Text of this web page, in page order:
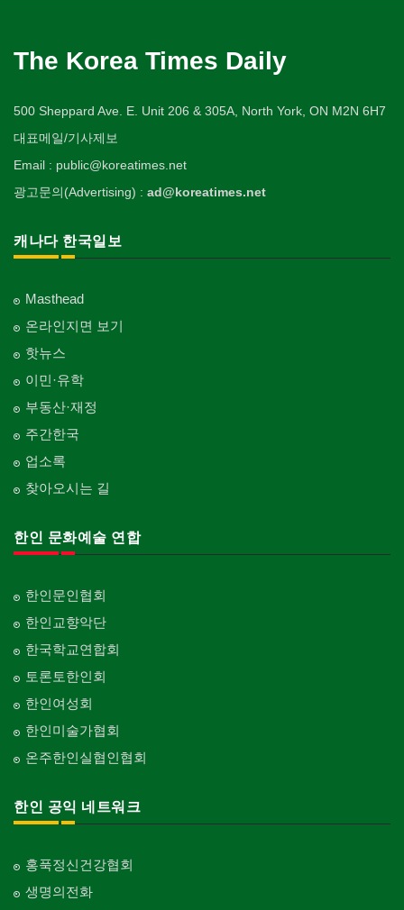
The Korea Times Daily
500 Sheppard Ave. E. Unit 206 & 305A, North York, ON M2N 6H7
대표메일/기사제보
Email : public@koreatimes.net
광고문의(Advertising) : ad@koreatimes.net
캐나다 한국일보
Masthead
온라인지면 보기
핫뉴스
이민·유학
부동산·재정
주간한국
업소록
찾아오시는 길
한인 문화예술 연합
한인문인협회
한인교향악단
한국학교연합회
토론토한인회
한인여성회
한인미술가협회
온주한인실협인협회
한인 공익 네트워크
홍푹정신건강협회
생명의전화